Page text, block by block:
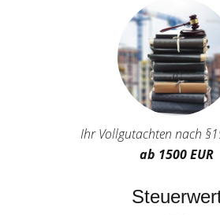
Ihr Vollgutachten nach
ab 1500 EUR